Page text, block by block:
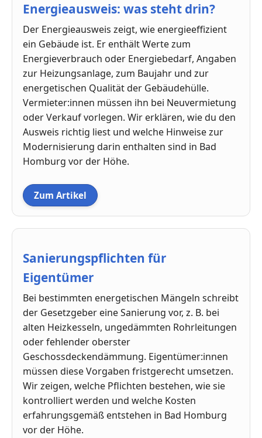
Energieausweis: was steht drin?
Der Energieausweis zeigt, wie energieeffizient
ein Gebäude ist. Er enthält Werte zum
Energieverbrauch oder Energiebedarf, Angaben
zur Heizungsanlage, zum Baujahr und zur
energetischen Qualität der Gebäudehülle.
Vermieter:innen müssen ihn bei Neuvermietung
oder Verkauf vorlegen. Wir erklären, wie du den
Ausweis richtig liest und welche Hinweise zur
Modernisierung darin enthalten sind in Bad
Homburg vor der Höhe.
Zum Artikel
Sanierungspflichten für
Eigentümer
Bei bestimmten energetischen Mängeln schreibt
der Gesetzgeber eine Sanierung vor, z. B. bei
alten Heizkesseln, ungedämmten Rohrleitungen
oder fehlender oberster
Geschossdeckendämmung. Eigentümer:innen
müssen diese Vorgaben fristgerecht umsetzen.
Wir zeigen, welche Pflichten bestehen, wie sie
kontrolliert werden und welche Kosten
erfahrungsgemäß entstehen in Bad Homburg
vor der Höhe.